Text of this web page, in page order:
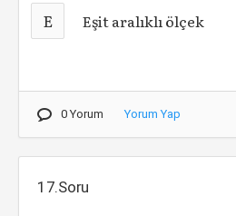
E Eşit aralıklı ölçek
0 Yorum Yorum Yap
17.Soru